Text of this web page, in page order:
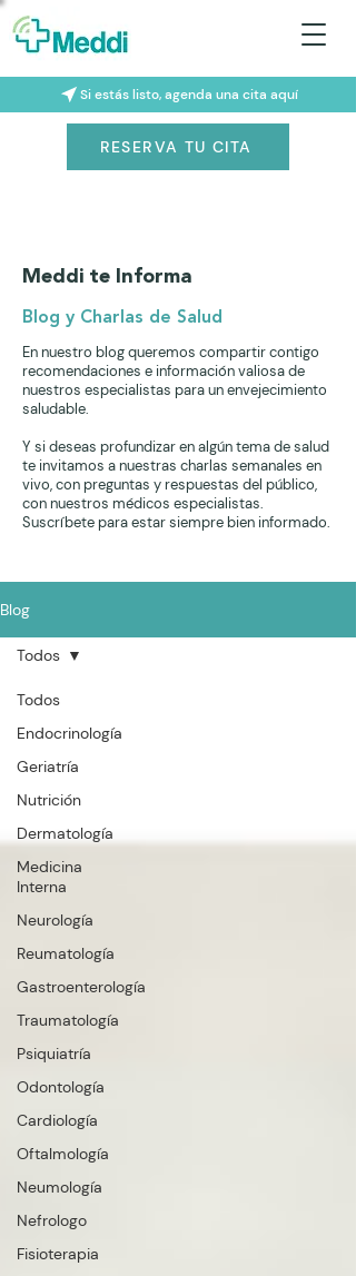
Si estás listo, agenda una cita aquí
RESERVA TU CITA
Meddi te Informa
Blog y Charlas de Salud
En nuestro blog queremos compartir contigo
recomendaciones e información valiosa de
nuestros especialistas para un envejecimiento
saludable.
Y si deseas profundizar en algún tema de salud
te invitamos a nuestras charlas semanales en
vivo, con preguntas y respuestas del público,
con nuestros médicos especialistas.
Suscríbete para estar siempre bien informado.
Blog
Todos
Endocrinología
Geriatría
Nutrición
Dermatología
Medicina
Interna
Neurología
Reumatología
Gastroenterología
Traumatología
Psiquiatría
Odontología
Cardiología
Oftalmología
Neumología
Nefrologo
Fisioterapia
Todos